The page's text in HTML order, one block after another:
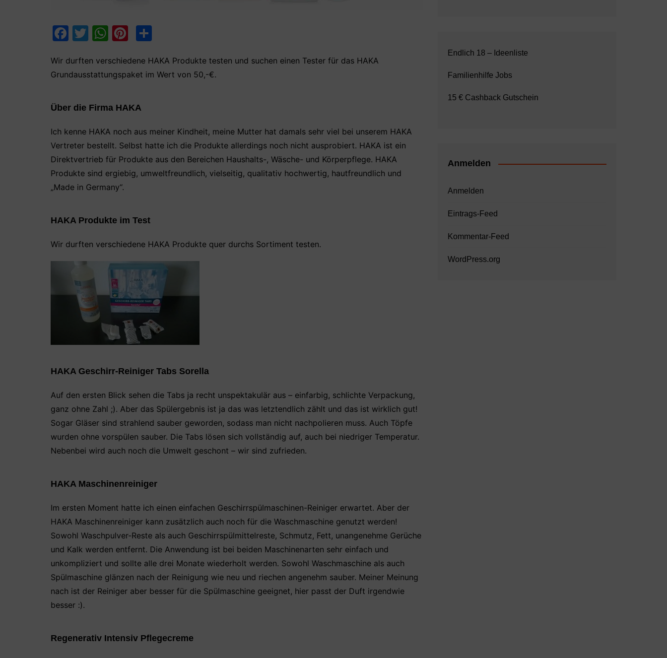
F
c
e
o
o
k
T
itt
er
W
at
s
p
p
Pi
er
e
le
n
Wir durften verschiedene HAKA Produkte testen und suchen einen Tester für das HAKA
Grundausstattungspaket im Wert von 50,-€.
Über die Firma HAKA
Ich kenne HAKA noch aus meiner Kindheit, meine Mutter hat damals sehr viel bei unserem HAKA
Vertreter bestellt. Selbst hatte ich die Produkte allerdings noch nicht ausprobiert. HAKA ist ein
Direktvertrieb für Produkte aus den Bereichen Haushalts-, Wäsche- und Körperpflege. HAKA
Produkte sind ergiebig, umweltfreundlich, vielseitig, qualitativ hochwertig, hautfreundlich und
„Made in Germany“.
HAKA Produkte im Test
Wir durften verschiedene HAKA Produkte quer durchs Sortiment testen.
HAKA Geschirr-Reiniger Tabs Sorella
Auf den ersten Blick sehen die Tabs ja recht unspektakulär aus – einfarbig, schlichte Verpackung,
ganz ohne Zahl ;). Aber das Spülergebnis ist ja das was letztendlich zählt und das ist wirklich gut!
Sogar Gläser sind strahlend sauber geworden, sodass man nicht nachpolieren muss. Auch Töpfe
wurden ohne vorspülen sauber. Die Tabs lösen sich vollständig auf, auch bei niedriger Temperatur.
Nebenbei wird auch noch die Umwelt geschont – wir sind zufrieden.
HAKA Maschinenreiniger
Im ersten Moment hatte ich einen einfachen Geschirrspülmaschinen-Reiniger erwartet. Aber der
HAKA Maschinenreiniger kann zusätzlich auch noch für die Waschmaschine genutzt werden!
Sowohl Waschpulver-Reste als auch Geschirrspülmittelreste, Schmutz, Fett, unangenehme Gerüche
und Kalk werden entfernt. Die Anwendung ist bei beiden Maschinenarten sehr einfach und
unkompliziert und sollte alle drei Monate wiederholt werden. Sowohl Waschmaschine als auch
Spülmaschine glänzen nach der Reinigung wie neu und riechen angenehm sauber. Meiner Meinung
nach ist der Reiniger aber besser für die Spülmaschine geeignet, hier passt der Duft irgendwie
besser :).
Regenerativ Intensiv Pflegecreme
Endlich 18 – Ideenliste
Familienhilfe Jobs
15 € Cashback Gutschein
Anmelden
Anmelden
Eintrags-Feed
Kommentar-Feed
WordPress.org